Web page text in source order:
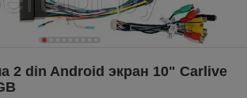
2 din Android экран 10" Carlive